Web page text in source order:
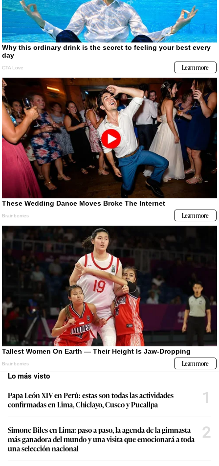
Lo más visto
Papa León XIV en Perú: estas son todas las actividades
confirmadas en Lima, Chiclayo, Cusco y Pucallpa
1
Simone Biles en Lima: paso a paso, la agenda de la gimnasta
más ganadora del mundo y una visita que emocionará a toda
una selección nacional
2